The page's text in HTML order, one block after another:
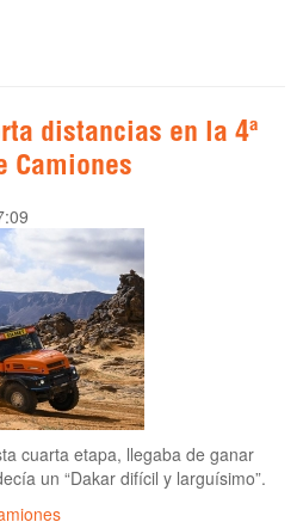
distancias en la 4ª
Camiones
cuarta etapa, llegaba de ganar
un “Dakar difícil y larguísimo”.